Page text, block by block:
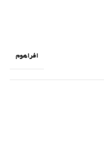
افراهوم